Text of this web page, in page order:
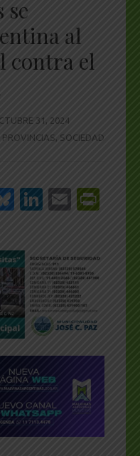
se
al
contra el
31, 2024
PROVINCIAS, SOCIEDAD
Bluesky
LinkedIn
Email